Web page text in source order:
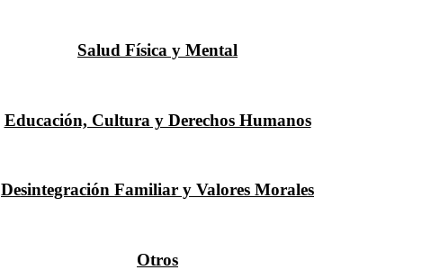
Salud Física y Mental
Educación, Cultura y Derechos Humanos
Desintegración Familiar y Valores Morales
Otros